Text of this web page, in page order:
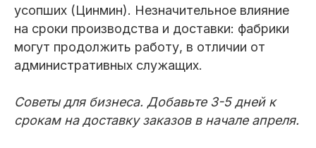
усопших (Цинмин). Незначительное влияние
на сроки производства и доставки: фабрики
могут продолжить работу, в отличии от
административных служащих.
Советы для бизнеса. Добавьте 3-5 дней к
срокам на доставку заказов в начале апреля.